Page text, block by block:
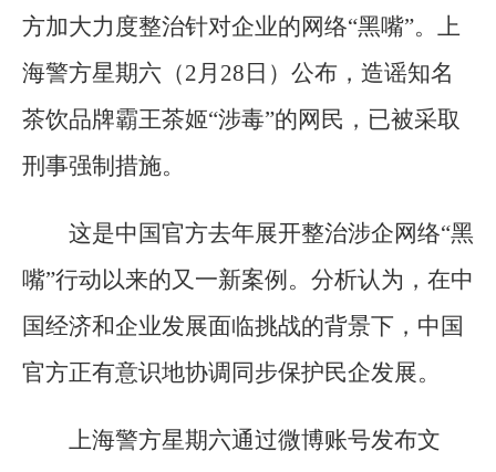
方加大力度整治针对企业的网络“黑嘴”。上
海警方星期六（2月28日）公布，造谣知名
茶饮品牌霸王茶姬“涉毒”的网民，已被采取
刑事强制措施。
这是中国官方去年展开整治涉企网络“黑
嘴”行动以来的又一新案例。分析认为，在中
国经济和企业发展面临挑战的背景下，中国
官方正有意识地协调同步保护民企发展。
上海警方星期六通过微博账号发布文